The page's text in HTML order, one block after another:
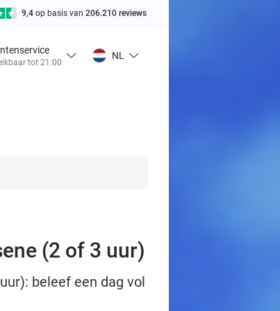
9,4 op basis van 206.210 reviews
tot 21:00
NL
(2 of 3 uur)
beleef een dag vol